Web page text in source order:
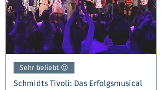
Sehr beliebt 😍​
Schmidts Tivoli: Das Erfolgsmusical